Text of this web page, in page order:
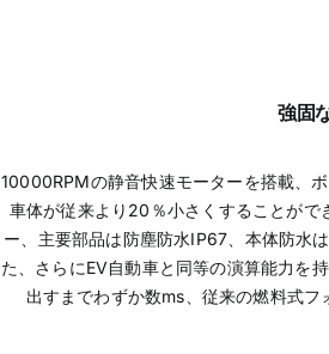
強固
10000RPMの静音快速モーターを搭載、
車体が従来より20％小さくすることがで
ー、主要部品は防塵防水IP67、本体防水
た、さらにEV自動車と同等の演算能力を
出すまでわずか数ms、従来の燃料式フ